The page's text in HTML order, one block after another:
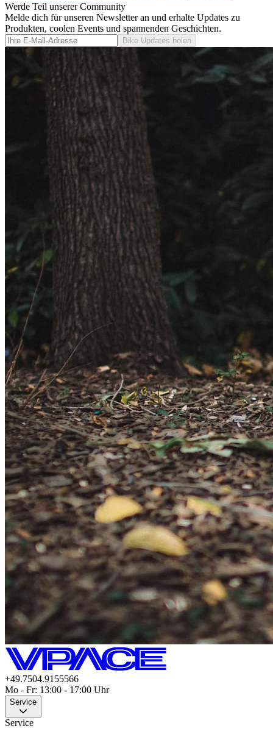
Werde Teil unserer Community
Melde dich für unseren Newsletter an und erhalte Updates zu
Produkten, coolen Events und spannenden Geschichten.
Bike Updates holen
+49.7504.9155566
Mo - Fr: 13:00 - 17:00 Uhr
Service
Service